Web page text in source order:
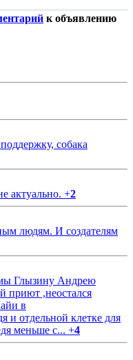
к объявлению
собака
актуально. +2
людям. И создателям
Глызину Андрею
приют ,неостался
в
и отдельной клетке для
меньше с... +4